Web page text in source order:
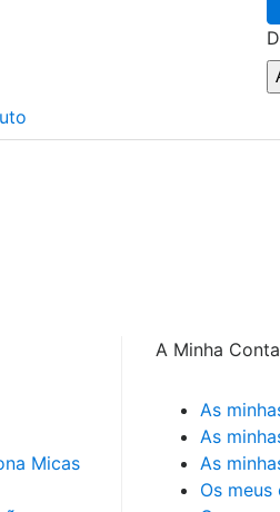
Micas
A Minha Conta
As
As
As
Os meus